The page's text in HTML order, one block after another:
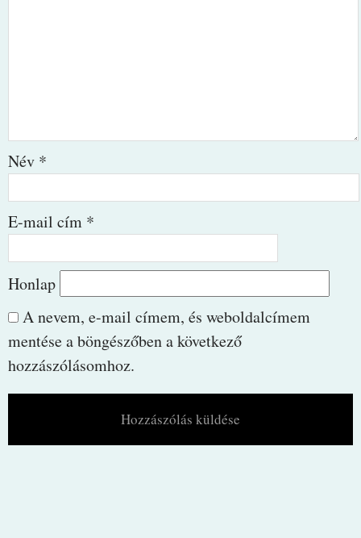
Név *
E-mail cím *
Honlap
A nevem, e-mail címem, és weboldalcímem
mentése a böngészőben a következő
hozzászólásomhoz.